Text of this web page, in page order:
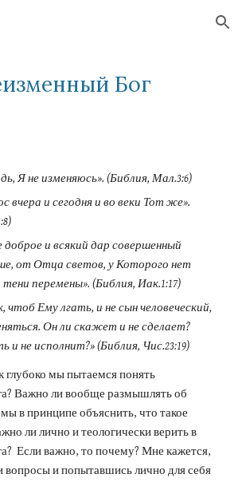
Skip to navigation
Бог
Я не изменяюсь». (Библия, Мал.3:6)
вчера и сегодня и во веки Тот же».
доброе и всякий дар совершенный
от Отца светов, у Которого нет
тени перемены». (Библия, Иак.1:17)
чтоб Ему лгать, и не сын человеческий,
Он ли скажет и не сделает?
и не исполнит?» (Библия, Чис.23:19)
глубоко мы пытаемся понять
Важно ли вообще размышлять об
в принципе объяснить, что такое
ли лично и теологически верить в
Если важно, то почему? Мне кажется,
вопросы и попытавшись лично для себя